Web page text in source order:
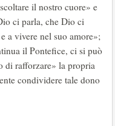
il nostro cuore» e
ci parla, che Dio ci
a vivere nel suo amore»;
il Pontefice, ci si può
di rafforzare» la propria
condividere tale dono